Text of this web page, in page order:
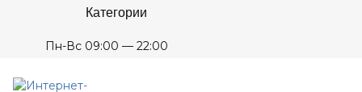
Категории
Пн-Вс 09:00 — 22:00